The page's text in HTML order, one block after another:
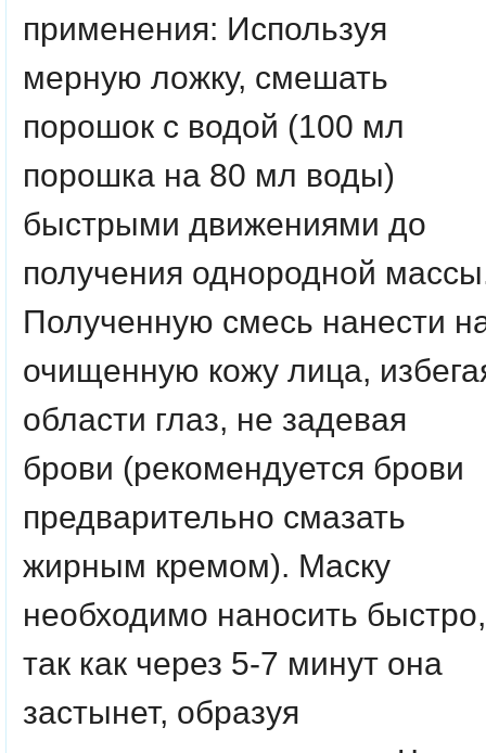
применения: Используя
мерную ложку, смешать
порошок с водой (100 мл
порошка на 80 мл воды)
быстрыми движениями до
получения однородной
Полученную смесь нанести
очищенную кожу лица,
области глаз, не задевая
брови (рекомендуется брови
предварительно смазать
жирным кремом). Маску
необходимо наносить быстро,
так как через 5-7 минут она
застынет, образуя